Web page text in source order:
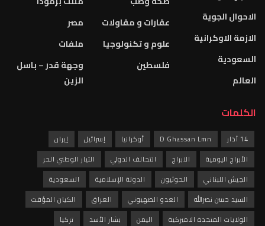
الاحوال الجوية
الازمة الاوكرانية
السعودية
العالم
عقارات و مقاولات
علوم و تكنولوجيا
فلسطين
مصر
ملفات
وجهة قدر – باسل
الزين
الكلمات
14 آذار D Ghassan Lmn أوكرانيا إسرائيل
إيران
الأبراج اليومية
الابراج التحالف الدولي
التيار الوطني الحر
الجيش اللبناني
الحوثيون الدولة الإسلامية
السعودية
السيد حسن نصرالله
العدو الصهيوني العراق
الكيان المؤقت
الولايات المتحدة الاميركية
اليمن بشار الأسد
تركيا